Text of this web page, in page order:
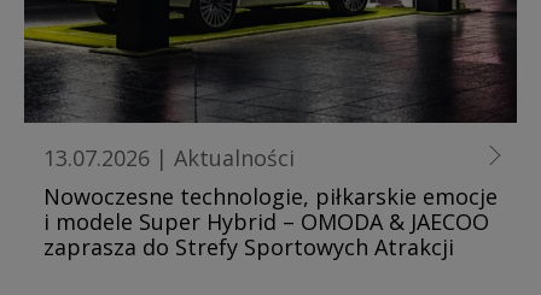
13.07.2026 | Aktualności
Nowoczesne technologie, piłkarskie emocje
i modele Super Hybrid – OMODA & JAECOO
zaprasza do Strefy Sportowych Atrakcji